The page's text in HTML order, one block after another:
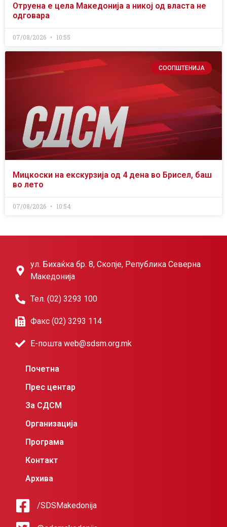
Отруена е цела Македонија а никој од власта не
одговара
07/08/2026 10:55
СООПШТЕНИЈА
Мицкоски на екскурзија од 4 дена во Брисел, баш
во лето
07/08/2026 10:54
ул. Бихаќка бр. 8, Скопје, Република Северна
Македонија
Тел. (02) 3293 100
Факс (02) 3293 114
Е-пошта web@sdsm.org.mk
Почетна
Прес центар
За СДСМ
Организација
Програма
Контакт
Архива
/SDSMakedonija